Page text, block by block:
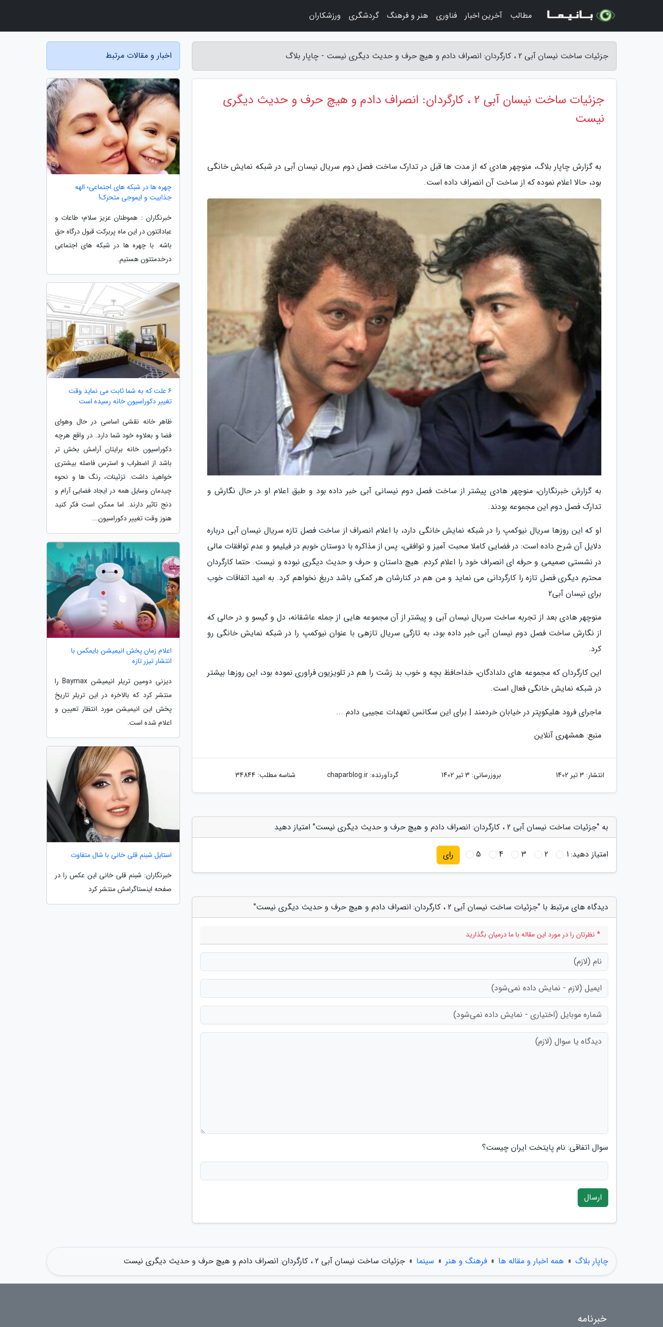
جزئیات ساخت نیسان آبی 2 ، کارگردان: انصراف دادم و هیچ حرف و حدیث دیگری نیست - چاپار بلاگ
جزئیات ساخت نیسان آبی 2 ، کارگردان: انصراف دادم و هیچ حرف و حدیث دیگری
نیست
به گزارش چاپار بلاگ، منوچهر هادی که از مدت ها قبل در تدارک ساخت فصل دوم سریال نیسان آبی در شبکه نمایش خانگی
بود، حالا اعلام نموده که از ساخت آن انصراف داده است.
به گزارش خبرنگاران، منوچهر هادی پیشتر از ساخت فصل دوم نیسانی آبی خبر داده بود و طبق اعلام او در حال نگارش و
تدارک فصل دوم این مجموعه بودند.
او که این روزها سریال نیوکمپ را در شبکه نمایش خانگی دارد، با اعلام انصراف از ساخت فصل تازه سریال نیسان آبی درباره
دلایل آن شرح داده است: در فضایی کاملا محبت آمیز و توافقی، پس از مذاکره با دوستان خوبم در فیلیمو و عدم توافقات مالی
در نشستی صمیمی و حرفه ای انصراف خود را اعلام کردم. هیچ داستان و حرف و حدیث دیگری نبوده و نیست. حتما کارگردان
محترم دیگری فصل تازه را کارگردانی می نماید و من هم در کنارشان هر کمکی باشد دریغ نخواهم کرد. به امید اتفاقات خوب
برای نیسان آبی2
منوچهر هادی بعد از تجربه ساخت سریال نیسان آبی و پیشتر از آن مجموعه هایی از جمله عاشقانه، دل و گیسو و در حالی که
از نگارش ساخت فصل دوم نیسان آبی خبر داده بود، به تازگی سریال تازهی با عنوان نیوکمپ را در شبکه نمایش خانگی رو
کرد.
این کارگردان که مجموعه های دلدادگان، خداحافظ بچه و خوب بد زشت را هم در تلویزیون فراوری نموده بود، این روزها بیشتر
در شبکه نمایش خانگی فعال است.
ماجرای فرود هلیکوپتر در خیابان خردمند | برای این سکانس تعهدات عجیبی دادم ...
منبع: همشهری آنلاین
انتشار: 3 تیر 1402 بروزرسانی: 3 تیر 1402 گردآورنده:chaparblog.ir شناسه مطلب: 34844
به "جزئیات ساخت نیسان آبی 2 ، کارگردان: انصراف دادم و هیچ حرف و حدیث دیگری نیست" امتیاز دهید
امتیاز دهید:1
2
3
4
5 رای
دیدگاه های مرتبط با "جزئیات ساخت نیسان آبی 2 ، کارگردان: انصراف دادم و هیچ حرف و حدیث دیگری نیست"
* نظرتان را در مورد این مقاله با ما درمیان بگذارید
سوال اتفاقی: نام پایتخت ایران چیست؟
ارسال
اخبار و مقالات مرتبط
چهره ها در شبکه های اجتماعی؛ الهه
جذابیت و ایموجی متحرک!
خبرنگاران : هموطنان عزیز سلام؛ طاعات و
عباداتتون در این ماه پربرکت قبول درگاه حق
باشه. با چهره ها در شبکه های اجتماعی
درخدمتتون هستیم.
6 علت که به شما ثابت می نماید وقت
تغییر دکوراسیون خانه رسیده است
ظاهر خانه نقشی اساسی در حال وهوای
فضا و بعلاوه خود شما دارد. در واقع هرچه
دکوراسیون خانه برایتان آرامش بخش تر
باشد از اضطراب و استرس فاصله بیشتری
خواهید داشت. تزئینات، رنگ ها و نحوه
چیدمان وسایل همه در ایجاد فضایی آرام و
دنج تاثیر دارند. اما ممکن است فکر کنید
هنوز وقت تغییر دکوراسیون...
اعلام زمان پخش انیمیشن بایمکس با
انتشار تیزر تازه
دیزنی دومین تریلر انیمیشن Baymax را
منتشر کرد که بالاخره در این تریلر تاریخ
پخش این انیمیشن مورد انتظار تعیین و
اعلام شده است.
استایل شبنم قلی خانی با شال متفاوت
خبرنگاران: شبنم قلی خانی این عکس را در
صفحه اینستاگرامش منتشر کرد
چاپار بلاگ » همه اخبار و مقاله ها » فرهنگ و هنر » سینما » جزئیات ساخت نیسان آبی 2 ، کارگردان: انصراف دادم و هیچ حرف و حدیث دیگری نیست
مطالب آخرین اخبار فناوری هنر و فرهنگ گردشگری ورزشکاران
خبرنامه